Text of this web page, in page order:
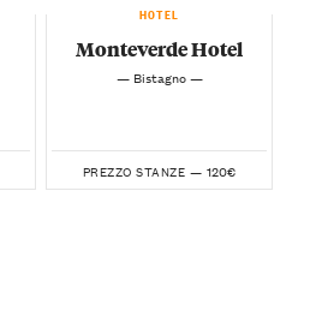
HOTEL
Monteverde Hotel
— Bistagno —
PREZZO STANZE — 120€